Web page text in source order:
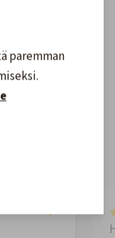
paremman